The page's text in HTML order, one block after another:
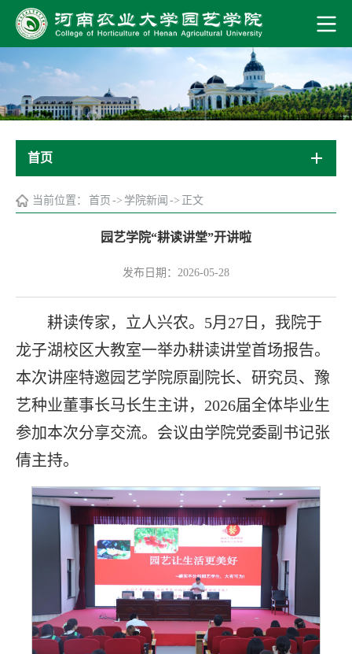
首页
当前位置： 首页 -> 学院新闻 -> 正文
园艺学院“耕读讲堂”开讲啦
发布日期：2026-05-28
耕读传家，立人兴农。5月27日，我院于
龙子湖校区大教室一举办耕读讲堂首场报告。
本次讲座特邀园艺学院原副院长、研究员、豫
艺种业董事长马长生主讲，2026届全体毕业生
参加本次分享交流。会议由学院党委副书记张
倩主持。